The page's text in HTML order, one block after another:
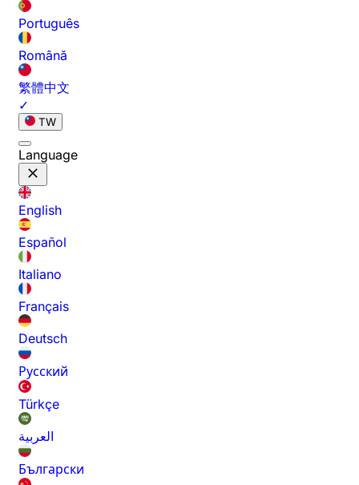
Português
Română
繁體中文
✓
TW
Language
English
Español
Italiano
Français
Deutsch
Русский
Türkçe
العربية
Български